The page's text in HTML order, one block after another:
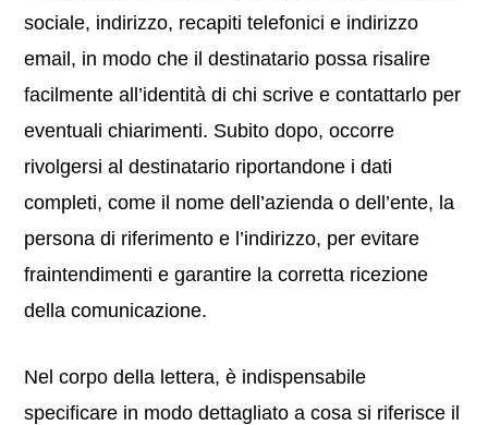
sociale, indirizzo, recapiti telefonici e indirizzo
email, in modo che il destinatario possa risalire
facilmente all’identità di chi scrive e contattarlo per
eventuali chiarimenti. Subito dopo, occorre
rivolgersi al destinatario riportandone i dati
completi, come il nome dell’azienda o dell’ente, la
persona di riferimento e l’indirizzo, per evitare
fraintendimenti e garantire la corretta ricezione
della comunicazione.
Nel corpo della lettera, è indispensabile
specificare in modo dettagliato a cosa si riferisce il